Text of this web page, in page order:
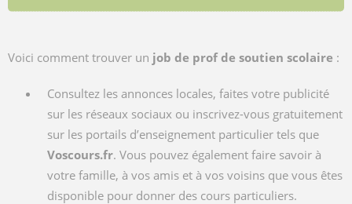
Voici comment trouver un job de prof de soutien scolaire :
Consultez les annonces locales, faites votre publicité
sur les réseaux sociaux ou inscrivez-vous gratuitement
sur les portails d’enseignement particulier tels que
Voscours.fr. Vous pouvez également faire savoir à
votre famille, à vos amis et à vos voisins que vous êtes
disponible pour donner des cours particuliers.